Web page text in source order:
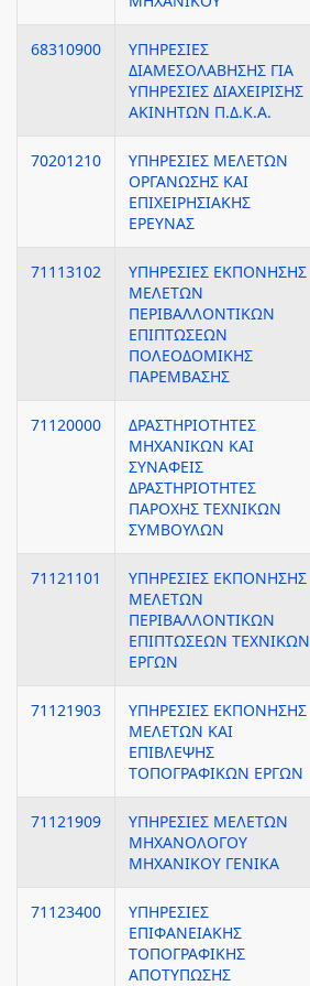
68310900
ΥΠΗΡΕΣΙΕΣ
ΔΙΑΜΕΣΟΛΑΒΗΣΗΣ ΓΙΑ
ΥΠΗΡΕΣΙΕΣ ΔΙΑΧΕΙΡΙΣΗΣ
ΑΚΙΝΗΤΩΝ Π.Δ.Κ.Α.
70201210
ΥΠΗΡΕΣΙΕΣ ΜΕΛΕΤΩΝ
ΟΡΓΑΝΩΣΗΣ ΚΑΙ
ΕΠΙΧΕΙΡΗΣΙΑΚΗΣ
ΕΡΕΥΝΑΣ
71113102
ΥΠΗΡΕΣΙΕΣ ΕΚΠΟΝΗΣΗΣ
ΜΕΛΕΤΩΝ
ΠΕΡΙΒΑΛΛΟΝΤΙΚΩΝ
ΕΠΙΠΤΩΣΕΩΝ
ΠΟΛΕΟΔΟΜΙΚΗΣ
ΠΑΡΕΜΒΑΣΗΣ
71120000
ΔΡΑΣΤΗΡΙΟΤΗΤΕΣ
ΜΗΧΑΝΙΚΩΝ ΚΑΙ
ΣΥΝΑΦΕΙΣ
ΔΡΑΣΤΗΡΙΟΤΗΤΕΣ
ΠΑΡΟΧΗΣ ΤΕΧΝΙΚΩΝ
ΣΥΜΒΟΥΛΩΝ
71121101
ΥΠΗΡΕΣΙΕΣ ΕΚΠΟΝΗΣΗΣ
ΜΕΛΕΤΩΝ
ΠΕΡΙΒΑΛΛΟΝΤΙΚΩΝ
ΕΠΙΠΤΩΣΕΩΝ ΤΕΧΝΙΚΩΝ
ΕΡΓΩΝ
71121903
ΥΠΗΡΕΣΙΕΣ ΕΚΠΟΝΗΣΗΣ
ΜΕΛΕΤΩΝ ΚΑΙ
ΕΠΙΒΛΕΨΗΣ
ΤΟΠΟΓΡΑΦΙΚΩΝ ΕΡΓΩΝ
71121909
ΥΠΗΡΕΣΙΕΣ ΜΕΛΕΤΩΝ
ΜΗΧΑΝΟΛΟΓΟΥ
ΜΗΧΑΝΙΚΟΥ ΓΕΝΙΚΑ
71123400
ΥΠΗΡΕΣΙΕΣ
ΕΠΙΦΑΝΕΙΑΚΗΣ
ΤΟΠΟΓΡΑΦΙΚΗΣ
ΑΠΟΤΥΠΩΣΗΣ